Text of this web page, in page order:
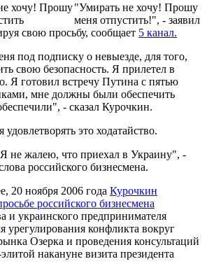
хочу! Прошу"Умирать не хочу! Прошу
меня отпустить!", - заявил
свою просьбу, сообщает 5 канал.
под подписку о невыезде, для того,
свою безопасность. Я прилетел в
Я готовил встречу Путина с пятью
мне должны были обеспечить
- сказал Курочкин.
удовлетворять это ходатайство.
не жалею, что приехал в Украину", -
российского бизнесмена.
20 ноября 2006 года Курочкин
российского бизнесмена
и украинского предпринимателя
урегулирования конфликта вокруг
Озерка и проведения консультаций
накануне визита президента